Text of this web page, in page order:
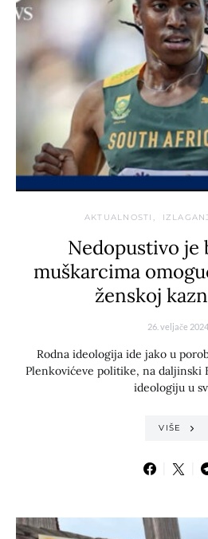
AKTUALNOSTI
Nedopustivo je
muškarcima
ženskoj
26. veljače 2024.
Rodna ideologija ide jako u
Plenkovićeve politike, na daljinski
ideologiju u
VIŠE